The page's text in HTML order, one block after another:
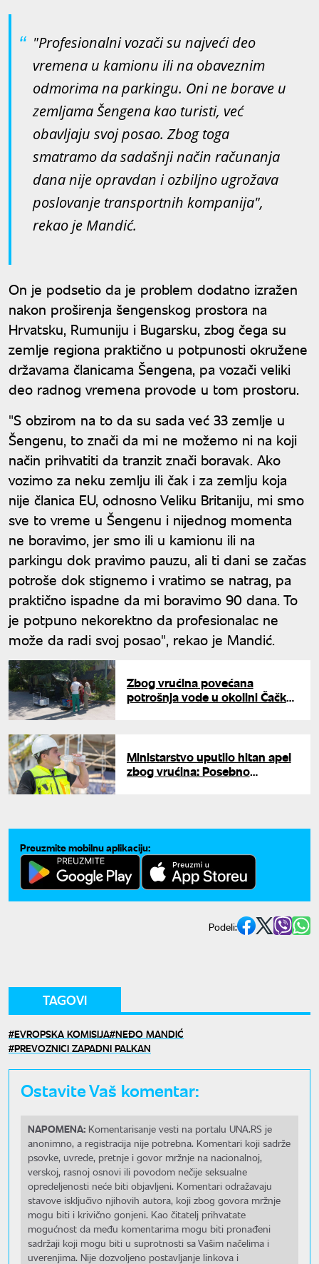
"Profesionalni vozači su najveći deo
vremena u kamionu ili na obaveznim
odmorima na parkingu. Oni ne borave u
zemljama Šengena kao turisti, već
obavljaju svoj posao. Zbog toga
smatramo da sadašnji način računanja
dana nije opravdan i ozbiljno ugrožava
poslovanje transportnih kompanija",
rekao je Mandić.
On je podsetio da je problem dodatno izražen
nakon proširenja šengenskog prostora na
Hrvatsku, Rumuniju i Bugarsku, zbog čega su
zemlje regiona praktično u potpunosti okružene
državama članicama Šengena, pa vozači veliki
deo radnog vremena provode u tom prostoru.
"S obzirom na to da su sada već 33 zemlje u
Šengenu, to znači da mi ne možemo ni na koji
način prihvatiti da tranzit znači boravak. Ako
vozimo za neku zemlju ili čak i za zemlju koja
nije članica EU, odnosno Veliku Britaniju, mi smo
sve to vreme u Šengenu i nijednog momenta
ne boravimo, jer smo ili u kamionu ili na
parkingu dok pravimo pauzu, ali ti dani se začas
potroše dok stignemo i vratimo se natrag, pa
praktično ispadne da mi boravimo 90 dana. To
je potpuno nekorektno da profesionalac ne
može da radi svoj posao", rekao je Mandić.
Zbog vrućina povećana
potrošnja vode u okolini Čačka:
Ministarstvo uputilo hitan apel
zbog vrućina: Posebno
Preuzmite mobilnu aplikaciju:
Podeli:
TAGOVI
EVROPSKA KOMISIJA NEĐO MANDIĆ
PREVOZNICI ZAPADNI PALKAN
Ostavite Vaš komentar:
NAPOMENA: Komentarisanje vesti na portalu UNA.RS je
anonimno, a registracija nije potrebna. Komentari koji sadrže
psovke, uvrede, pretnje i govor mržnje na nacionalnoj,
verskoj, rasnoj osnovi ili povodom nečije seksualne
opredeljenosti neće biti objavljeni. Komentari odražavaju
stavove isključivo njihovih autora, koji zbog govora mržnje
mogu biti i krivično gonjeni. Kao čitatelj prihvatate
mogućnost da među komentarima mogu biti pronađeni
sadržaji koji mogu biti u suprotnosti sa Vašim načelima i
uverenjima. Nije dozvoljeno postavljanje linkova i